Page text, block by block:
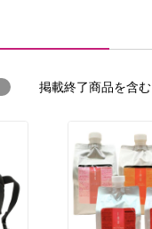
掲載終了商品を含む